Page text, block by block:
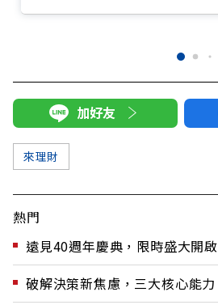
加好友
來理財
熱門
遠見40週年慶典，限時盛大開啟
破解決策新焦慮，三大核心能力